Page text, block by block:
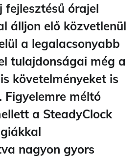
fejlesztésű órajel
álljon elő közvetlenül
a legalacsonyabb
tulajdonságai még a
követelményeket is
Figyelemre méltó
a SteadyClock
nagyon gyors